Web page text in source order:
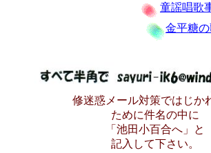
童謡唱歌
金平糖の
修迷惑メール対策ではじか
ために件名の中に
「池田小百合へ」と
記入して下さい。